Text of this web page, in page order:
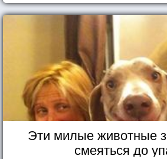
Эти милые животные
смеяться до